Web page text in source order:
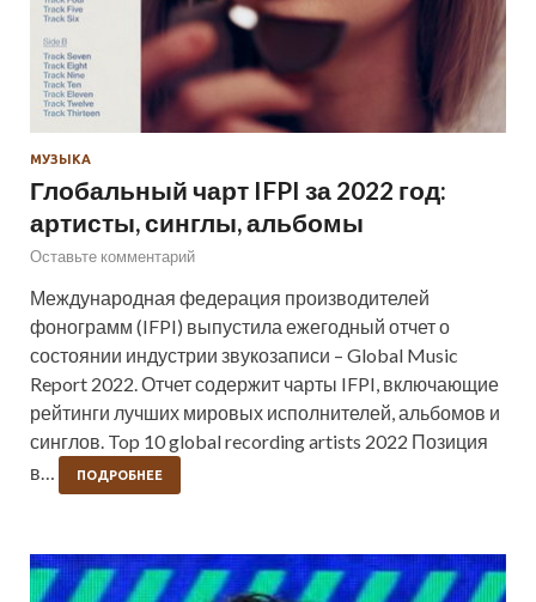
МУЗЫКА
Глобальный чарт IFPI за 2022 год:
артисты, синглы, альбомы
Оставьте комментарий
Международная федерация производителей
фонограмм (IFPI) выпустила ежегодный отчет о
состоянии индустрии звукозаписи – Global Music
Report 2022. Отчет содержит чарты IFPI, включающие
рейтинги лучших мировых исполнителей, альбомов и
синглов. Top 10 global recording artists 2022 Позиция
в…
ПОДРОБНЕЕ